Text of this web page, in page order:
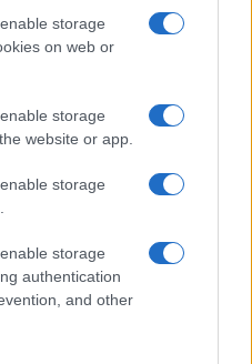
storage
on web or
storage
website or app.
storage
storage
authentication
and other
investimentos e reforma